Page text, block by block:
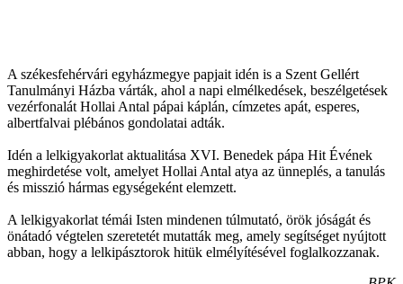
A székesfehérvári egyházmegye papjait idén is a Szent Gellért
Tanulmányi Házba várták, ahol a napi elmélkedések, beszélgetések
vezérfonalát Hollai Antal pápai káplán, címzetes apát, esperes,
albertfalvai plébános gondolatai adták.
Idén a lelkigyakorlat aktualitása XVI. Benedek pápa Hit Évének
meghirdetése volt, amelyet Hollai Antal atya az ünneplés, a tanulás
és misszió hármas egységeként elemzett.
A lelkigyakorlat témái Isten mindenen túlmutató, örök jóságát és
önátadó végtelen szeretetét mutatták meg, amely segítséget nyújtott
abban, hogy a lelkipásztorok hitük elmélyítésével foglalkozzanak.